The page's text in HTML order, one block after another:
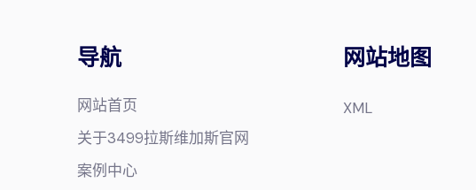
导航
网站首页
关于3499拉斯维加斯官网
案例中心
网站地图
XML